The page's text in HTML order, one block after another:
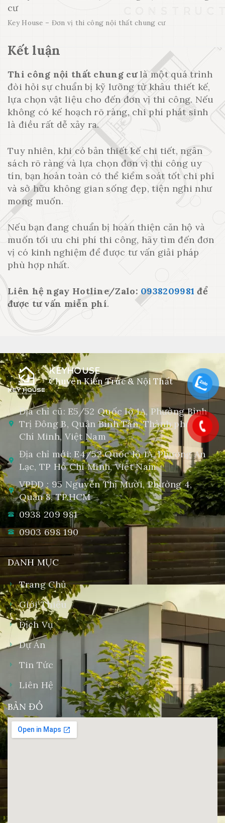
Key House – Đơn vị thi công nội thất chung cư
Kết luận
Thi công nội thất chung cưlà một quá trình
đòi hỏi sự chuẩn bị kỹ lưỡng từ khâu thiết kế,
lựa chọn vật liệu cho đến đơn vị thi công. Nếu
không có kế hoạch rõ ràng, chi phí phát sinh
là điều rất dễ xảy ra.
Tuy nhiên, khi có bản thiết kế chi tiết, ngân
sách rõ ràng và lựa chọn đơn vị thi công uy
tín, bạn hoàn toàn có thể kiểm soát tốt chi phí
và sở hữu không gian sống đẹp, tiện nghi như
mong muốn.
Nếu bạn đang chuẩn bị hoàn thiện căn hộ và
muốn tối ưu chi phí thi công, hãy tìm đến đơn
vị có kinh nghiệm để được tư vấn giải pháp
phù hợp nhất.
Liên hệ ngay Hotline/Zalo:0938209981 để
được tư vấn miễn phí.
KEYHOUSE
Chuyên Kiến Trúc & Nội Thất
Địa chỉ cũ: E5/52 Quốc lộ 1A, Phường Bình
Trị Đông B, Quận Bình Tân, Thành phố Hồ
Chí Minh, Việt Nam
Địa chỉ mới: E4/52 Quốc lộ 1A, Phường An
Lạc, TP Hồ Chí Minh, Việt Nam
VPĐD : 95 Nguyễn Thị Mười, Phường 4,
Quận 8, TP.HCM
0938 209 981
0903 698 190
DANH MỤC
Trang Chủ
Giới Thiệu
Dịch Vụ
Dự Án
Tin Tức
Liên Hệ
BẢN ĐỒ